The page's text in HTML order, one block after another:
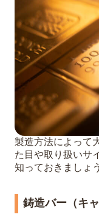
製造方法によって
た目や取り扱いサ
知っておきましょ
鋳造バー（キ